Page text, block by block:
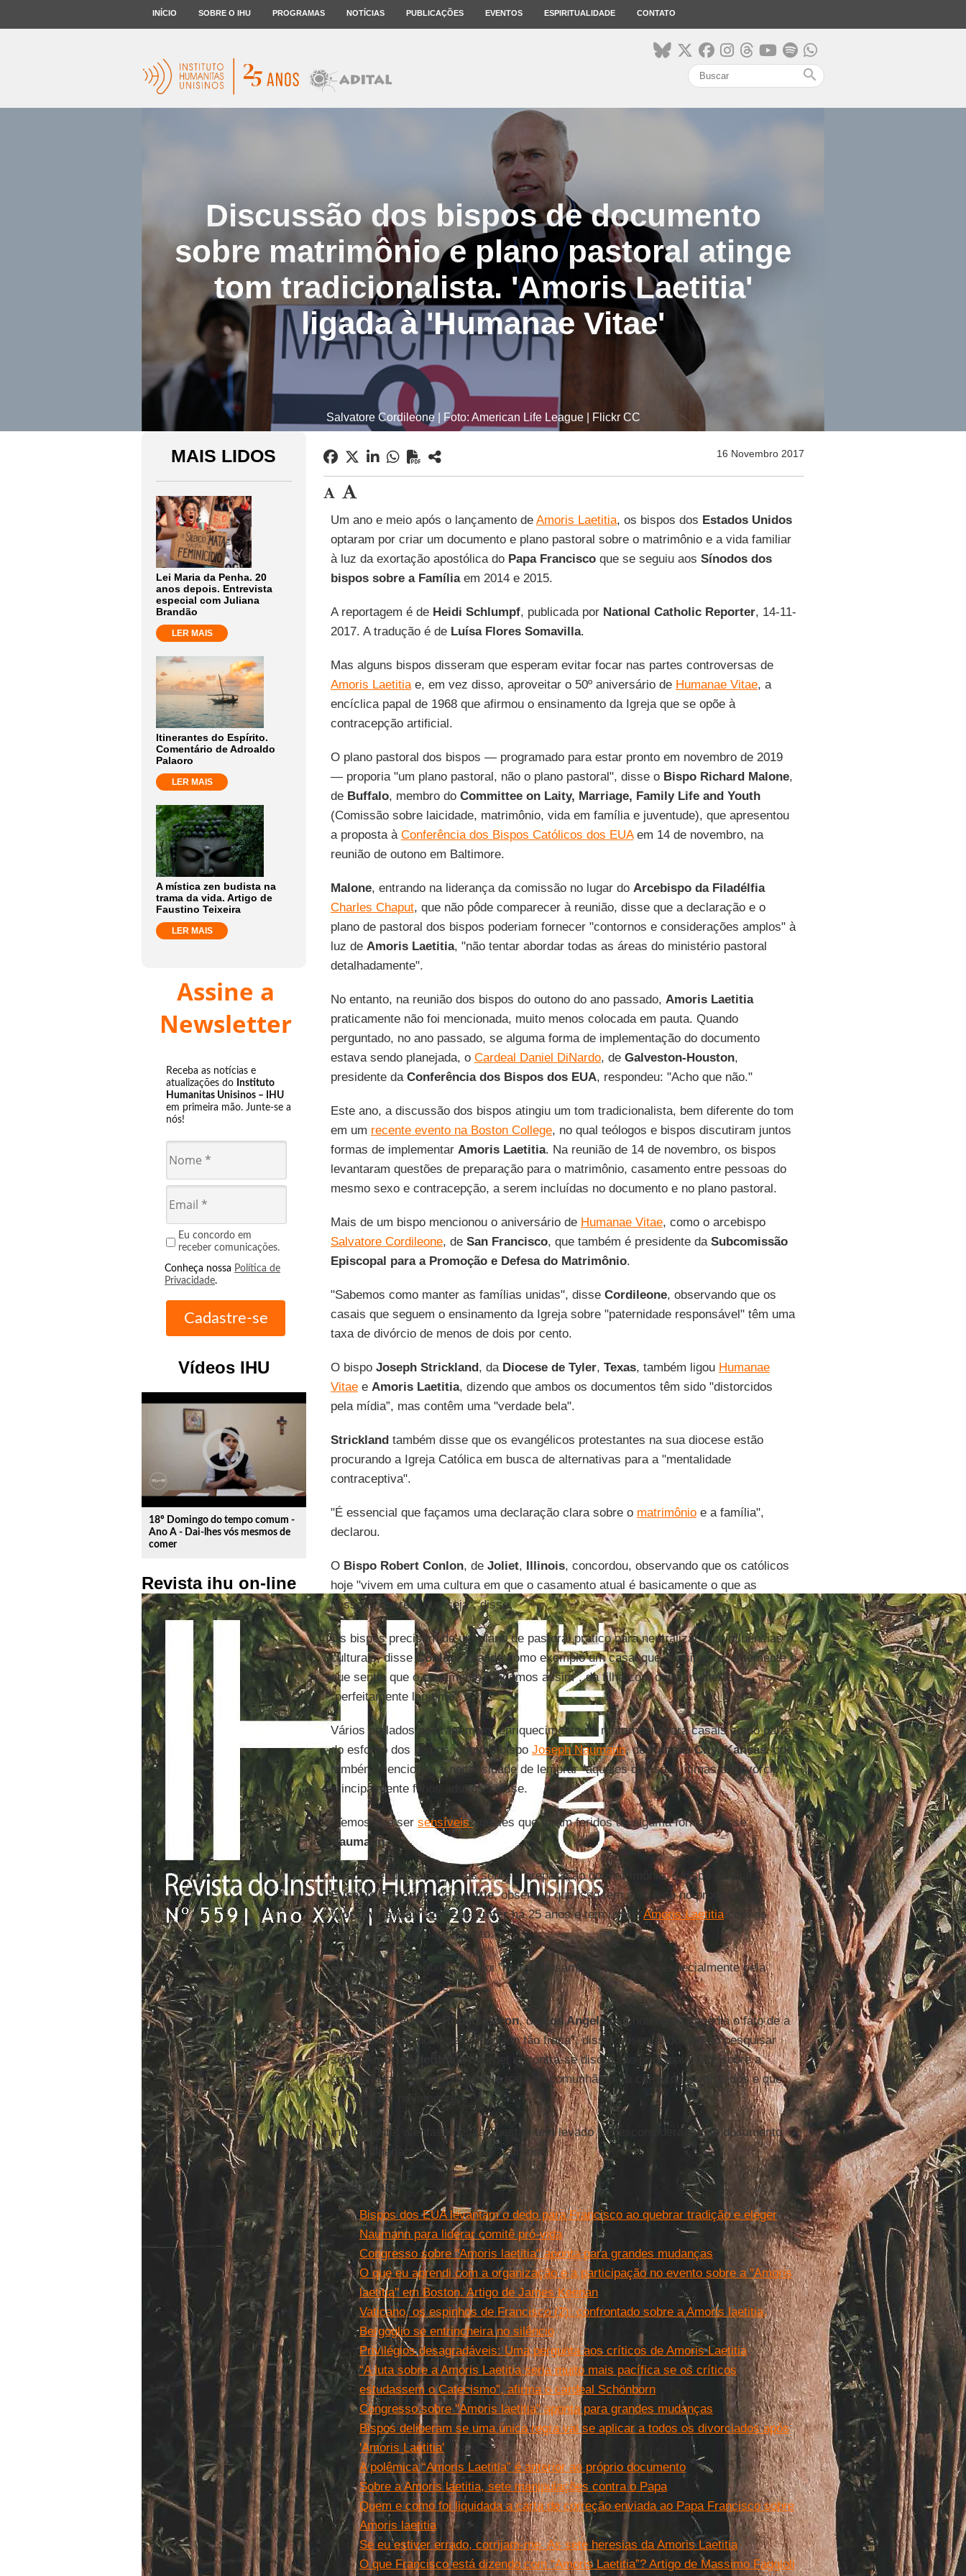
INÍCIO SOBRE O IHU PROGRAMAS NOTÍCIAS PUBLICAÇÕES EVENTOS ESPIRITUALIDADE CONTATO
search
Discussão dos bispos de documento
sobre matrimônio e plano pastoral atinge
tom tradicionalista. 'Amoris Laetitia'
ligada à 'Humanae Vitae'
Salvatore Cordileone | Foto: American Life League | Flickr CC
MAIS LIDOS
Lei Maria da Penha. 20
anos depois. Entrevista
especial com Juliana
Brandão
LER MAIS
Itinerantes do Espírito.
Comentário de Adroaldo
Palaoro
LER MAIS
A mística zen budista na
trama da vida. Artigo de
Faustino Teixeira
LER MAIS
Assine a
Newsletter
Receba as notícias e
atualizações do Instituto
Humanitas Unisinos – IHU
em primeira mão. Junte-se a
nós!
Eu concordo em
receber comunicações.
Conheça nossa Política de
Privacidade.
Vídeos IHU
play_circle_outline
18º Domingo do tempo comum -
Ano A - Dai-lhes vós mesmos de
comer
Revista ihu on-line
16 Novembro 2017
Um ano e meio após o lançamento de Amoris Laetitia, os bispos dos Estados Unidos
optaram por criar um documento e plano pastoral sobre o matrimônio e a vida familiar
à luz da exortação apostólica do Papa Franciscoque se seguiu aos Sínodos dos
bispos sobre a Famíliaem 2014 e 2015.
A reportagem é deHeidi Schlumpf, publicada por National Catholic Reporter, 14-11-
2017. A tradução é de Luísa Flores Somavilla.
Mas alguns bispos disseram que esperam evitar focar nas partes controversas de
Amoris Laetitiae, em vez disso, aproveitar o 50º aniversário de Humanae Vitae, a
encíclica papal de 1968 que afirmou o ensinamento da Igreja que se opõe à
contracepção artificial.
O plano pastoral dos bispos — programado para estar pronto em novembro de 2019
— proporia "um plano pastoral, não o plano pastoral", disse o Bispo Richard Malone,
de Buffalo, membro do Committee on Laity, Marriage, Family Life and Youth
(Comissão sobre laicidade, matrimônio, vida em família e juventude), que apresentou
a proposta à Conferência dos Bispos Católicos dos EUAem 14 de novembro, na
reunião de outono em Baltimore.
Malone, entrando na liderança da comissão no lugar do Arcebispo da Filadélfia
Charles Chaput, que não pôde comparecer à reunião, disse que a declaração e o
plano de pastoral dos bispos poderiam fornecer "contornos e considerações amplos" à
luz de Amoris Laetitia, "não tentar abordar todas as áreas do ministério pastoral
detalhadamente".
No entanto, na reunião dos bispos do outono do ano passado, Amoris Laetitia
praticamente não foi mencionada, muito menos colocada em pauta. Quando
perguntado, no ano passado, se alguma forma de implementação do documento
estava sendo planejada, o Cardeal Daniel DiNardo, de Galveston-Houston,
presidente da Conferência dos Bispos dos EUA, respondeu: "Acho que não."
Este ano, a discussão dos bispos atingiu um tom tradicionalista, bem diferente do tom
em um recente evento na Boston College, no qual teólogos e bispos discutiram juntos
formas de implementar Amoris Laetitia. Na reunião de 14 de novembro, os bispos
levantaram questões de preparação para o matrimônio, casamento entre pessoas do
mesmo sexo e contracepção, a serem incluídas no documento e no plano pastoral.
Mais de um bispo mencionou o aniversário de Humanae Vitae, como o arcebispo
Salvatore Cordileone, de San Francisco, que também é presidente da Subcomissão
Episcopal para a Promoção e Defesa do Matrimônio.
"Sabemos como manter as famílias unidas", disse Cordileone, observando que os
casais que seguem o ensinamento da Igreja sobre "paternidade responsável" têm uma
taxa de divórcio de menos de dois por cento.
O bispo Joseph Strickland, da Diocese de Tyler, Texas, também ligou Humanae
Vitaee Amoris Laetitia, dizendo que ambos os documentos têm sido "distorcidos
pela mídia”, mas contêm uma "verdade bela".
Stricklandtambém disse que os evangélicos protestantes na sua diocese estão
procurando a Igreja Católica em busca de alternativas para a "mentalidade
contraceptiva".
"É essencial que façamos uma declaração clara sobre o matrimônioe a família",
declarou.
O Bispo Robert Conlon, de Joliet, Illinois, concordou, observando que os católicos
hoje "vivem em uma cultura em que o casamento atual é basicamente o que as
pessoas querem que seja", disse.
Os bispos precisam de um plano de pastoral prático para neutralizar tais influências
culturais, disse Conlon , citando como exemplo um casal que o visitou recentemente e
que sentia que o casamento, "digamos assim", da filha com outra mulher era
"perfeitamente legítimo".
Vários prelados pediram maior enriquecimento no matrimônio para casais como parte
do esforço dos bispos, como o bispo Joseph Naumann, deKansas City,Kansas, que
também mencionou a necessidade de lembrar "aqueles que são vítimas do divórcio,
principalmente filhos adultos”, disse.
"Temos que ser sensíveisàqueles que foram feridos de alguma forma", disse
Naumann.
Respondendo às perguntas sobre a preparação do matrimônio, o bispo auxiliar
Eusebio Elizondo, deSeattle, observou que isso tem sido feito no programa do
Worldwide Marriage Encounterhá 25 anos e tem usadoAmoris Laetitiacom os
casais desde seu lançamento.
O documento, segundo ele, foi "maravilhosamente recebido", especialmente pela
comunidade imigrante.
Mas o bispo auxiliarRobert Baron, de Los Angeles, achou uma "tragédia o fato de a
recepção deste documento ter sido tão fraca", disse, observando que ao pesquisar
sobreAmoris Laetitianainternet encontra-se discussão principalmente sobre a
controversa nota de rodapé que trata da comunhão para católicos divorciados e que
se casaram novamente.
Infelizmente, a ênfase nessa questão tem levado "a desconsideração do documento
extraordinariamente rico que é", afirmou.
Leia mais
Bispos dos EUA levantam o dedo para Francisco ao quebrar tradição e eleger
Naumann para liderar comitê pró-vida
Congresso sobre ''Amoris laetitia'' aponta para grandes mudanças
O que eu aprendi com a organização e a participação no evento sobre a ''Amoris
laetitia'' em Boston. Artigo de James Keenan
Vaticano, os espinhos de Francisco (2): confrontado sobre a Amoris laetitia,
Bergoglio se entrincheira no silêncio
Privilégios desagradáveis: Uma pergunta aos críticos de Amoris Laetitia
“A luta sobre a Amoris Laetitia seria muito mais pacífica se os críticos
estudassem o Catecismo”, afirma o cardeal Schönborn
Congresso sobre ''Amoris laetitia'' aponta para grandes mudanças
Bispos deliberam se uma única regra vai se aplicar a todos os divorciados após
'Amoris Laetitia'
A polêmica “Amoris Laetitia” é anterior ao próprio documento
Sobre a Amoris laetitia, sete manipulações contra o Papa
Quem e como foi liquidada a carta de correção enviada ao Papa Francisco sobre
Amoris laetitia
Se eu estiver errado, corrijam-me. As sete heresias da Amoris Laetitia
O que Francisco está dizendo com “Amoris Laetitia”? Artigo de Massimo Faggioli